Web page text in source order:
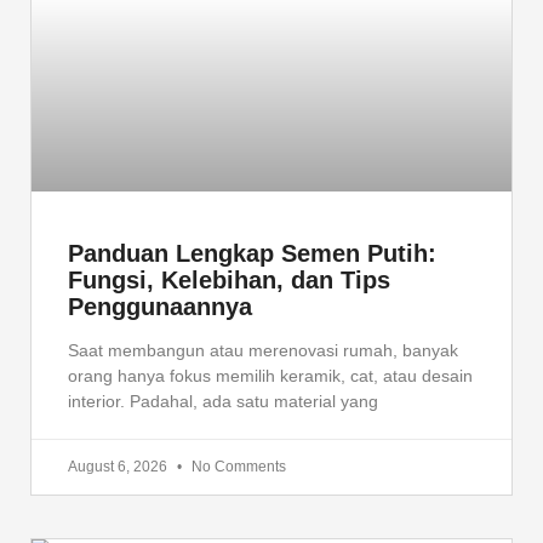
Panduan Lengkap Semen Putih:
Fungsi, Kelebihan, dan Tips
Penggunaannya
Saat membangun atau merenovasi rumah, banyak
orang hanya fokus memilih keramik, cat, atau desain
interior. Padahal, ada satu material yang
August 6, 2026 No Comments